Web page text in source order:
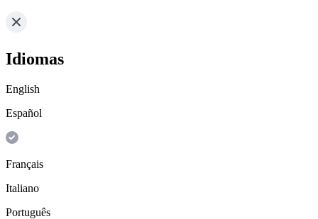
Idiomas
English
Español
Français
Italiano
Português